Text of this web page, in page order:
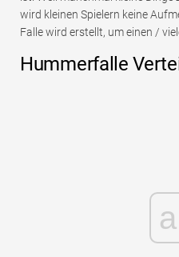
wird kleinen Spielern keine
Falle wird erstellt, um einen /
Hummerfalle